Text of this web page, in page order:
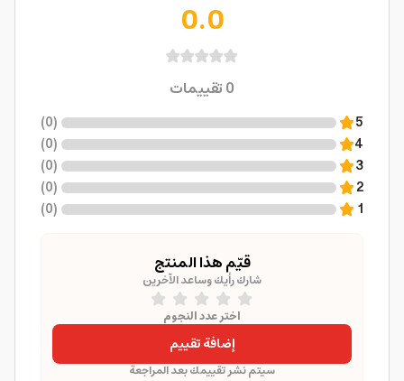
0.0
0تقييمات
5
(
0
)
4
(
0
)
3
(
0
)
2
(
0
)
1
(
0
)
قيّم هذا المنتج
شارك رأيك وساعد الآخرين
اختر عدد النجوم
إضافة تقييم
سيتم نشر تقييمك بعد المراجعة